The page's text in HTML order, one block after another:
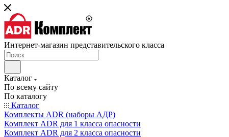
Интернет-магазин представительского класса
Каталог
По всему сайту
По каталогу
Каталог
Комплекты ADR (наборы АДР)
Комплект ADR для 1 класса опасности
Комплект ADR для 2 класса опасности